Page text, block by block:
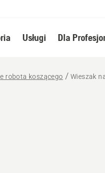
Usługi Dla
robota koszącego Wieszak